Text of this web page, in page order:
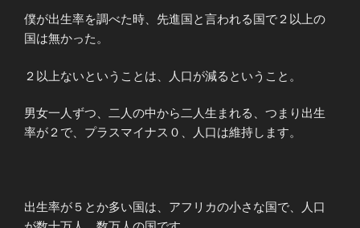
僕が出生率を調べた時、先進国と言われる国で２以上の
国は無かった。
２以上ないということは、人口が減るということ。
男女一人ずつ、二人の中から二人生まれる、つまり出生
率が２で、プラスマイナス０、人口は維持します。
出生率が５とか多い国は、アフリカの小さな国で、人口